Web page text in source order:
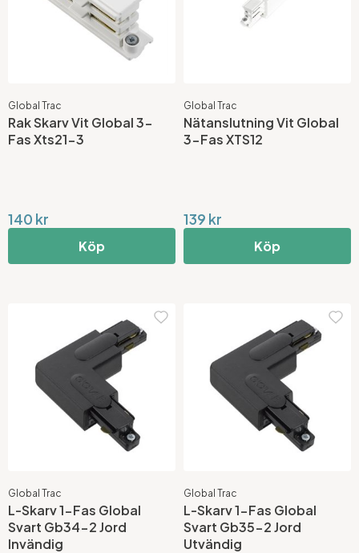
Global Trac
Rak Skarv Vit Global 3-
Fas Xts21-3
140 kr
Köp
Global Trac
Nätanslutning Vit Global
3-Fas XTS12
139 kr
Köp
Global Trac
L-Skarv 1-Fas Global
Svart Gb34-2 Jord
Invändig
Global Trac
L-Skarv 1-Fas Global
Svart Gb35-2 Jord
Utvändig